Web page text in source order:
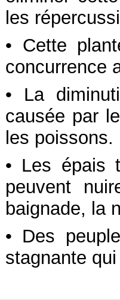
les
• Cette
concurrence
• La
causée par
les poissons.
• Les épais
peuvent
baignade, la
• Des
stagnante